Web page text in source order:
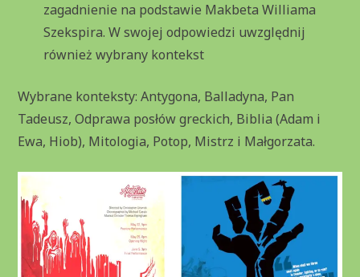
zagadnienie na podstawie Makbeta Williama
Szekspira. W swojej odpowiedzi uwzględnij
również wybrany kontekst
Wybrane konteksty: Antygona, Balladyna, Pan
Tadeusz, Odprawa posłów greckich, Biblia (Adam i
Ewa, Hiob), Mitologia, Potop, Mistrz i Małgorzata.